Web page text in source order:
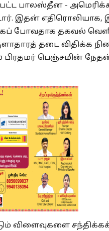
பாலஸ்தீன -
இதன் எதிரொலியாக,
போவதாக தகவல்
தடை விதிக்க
பெஞ்சமின்
விளைவுகளை